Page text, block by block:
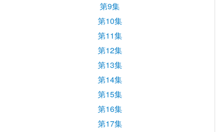
第9集
第10集
第11集
第12集
第13集
第14集
第15集
第16集
第17集